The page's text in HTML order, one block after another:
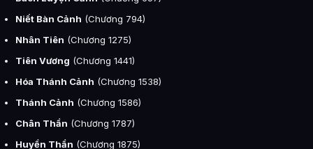
Niết Bàn Cảnh (Chương 794)
Nhân Tiên (Chương 1275)
Tiên Vương (Chương 1441)
Hóa Thánh Cảnh (Chương 1538)
Thánh Cảnh (Chương 1586)
Chân Thần (Chương 1787)
Huyền Thần (Chương 1875)